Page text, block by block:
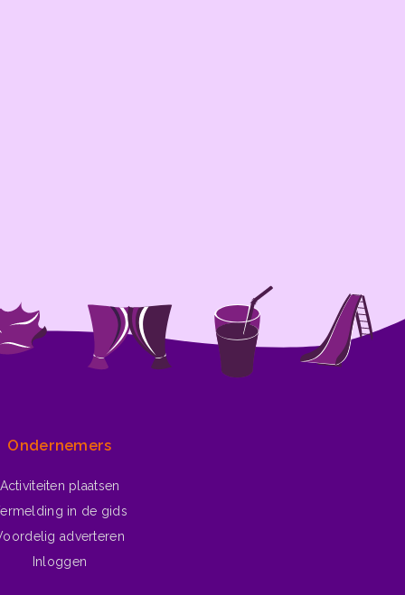
Ondernemers
Activiteiten plaatsen
in de gids
adverteren
Inloggen